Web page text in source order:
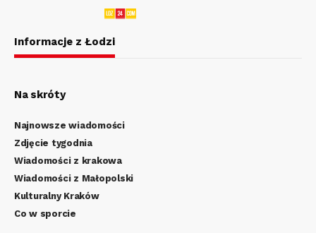
Informacje z Łodzi
Na skróty
Najnowsze wiadomości
Zdjęcie tygodnia
Wiadomości z krakowa
Wiadomości z Małopolski
Kulturalny Kraków
Co w sporcie